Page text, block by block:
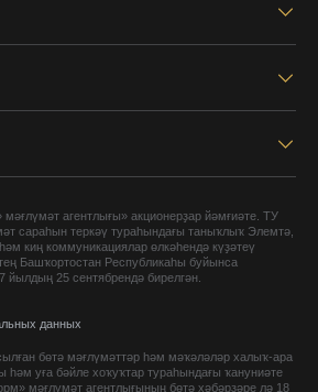
агентлығы» акционерҙар йәмғиәте. ТУ
сараһын теркәү тураһындағы таныҡлыҡ Элемтә,
киң коммуникациялар өлкәһендә күҙәтеү
Башҡортостан Республикаһы буйынса
25 сентябрендә бирелгән.
данных
бөтә мәғлүмәттәр һәм мәҡәләләр халыҡ-ара
һәм уға бәйле хоҡуҡтар тураһындағы ҡануниәте
мәғлүмәт агентлығының бөтә хәбәрҙәре лә 18